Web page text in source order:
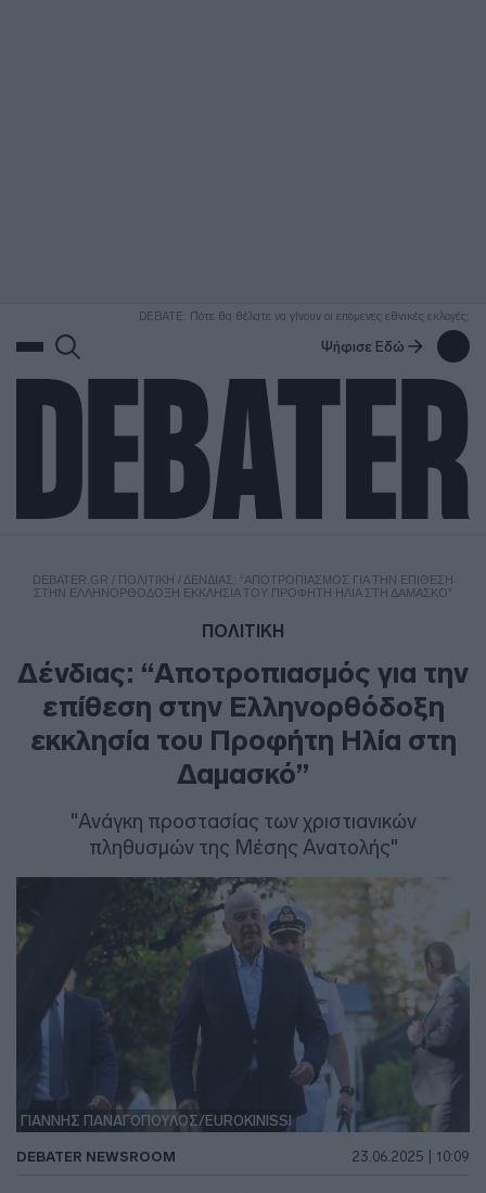
DEBATE: Πότε θα θέλατε να γίνουν οι επόμενες εθνικές εκλογές;
Ψήφισε Εδώ
DEBATER.GR / ΠΟΛΙΤΙΚΗ / ΔΈΝΔΙΑΣ: “ΑΠΟΤΡΟΠΙΑΣΜΌΣ ΓΙΑ ΤΗΝ ΕΠΊΘΕΣΗ
ΣΤΗΝ ΕΛΛΗΝΟΡΘΌΔΟΞΗ ΕΚΚΛΗΣΊΑ ΤΟΥ ΠΡΟΦΉΤΗ ΗΛΊΑ ΣΤΗ ΔΑΜΑΣΚΌ”
ΠΟΛΙΤΙΚΗ
Δένδιας: “Αποτροπιασμός για την
επίθεση στην Ελληνορθόδοξη
εκκλησία του Προφήτη Ηλία στη
Δαμασκό”
"Ανάγκη προστασίας των χριστιανικών
πληθυσμών της Μέσης Ανατολής"
ΓΙΑΝΝΗΣ ΠΑΝΑΓΟΠΟΥΛΟΣ/EUROKINISSI
DEBATER NEWSROOM 23.06.2025 | 10:09